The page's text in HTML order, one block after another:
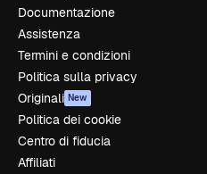
Documentazione
Assistenza
Termini e condizioni
Politica sulla privacy
Originali New
Politica dei cookie
Centro di fiducia
Affiliati